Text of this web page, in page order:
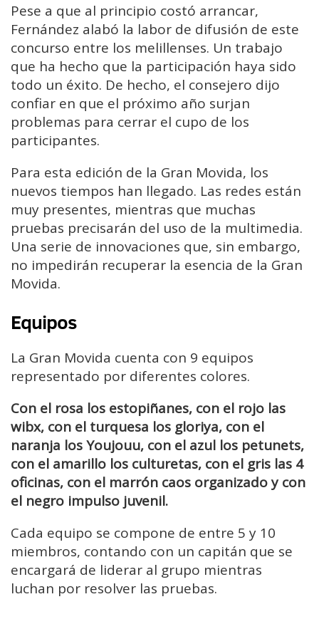
Pese a que al principio costó arrancar,
Fernández alabó la labor de difusión de este
concurso entre los melillenses. Un trabajo
que ha hecho que la participación haya sido
todo un éxito. De hecho, el consejero dijo
confiar en que el próximo año surjan
problemas para cerrar el cupo de los
participantes.
Para esta edición de la Gran Movida, los
nuevos tiempos han llegado. Las redes están
muy presentes, mientras que muchas
pruebas precisarán del uso de la multimedia.
Una serie de innovaciones que, sin embargo,
no impedirán recuperar la esencia de la Gran
Movida.
Equipos
La Gran Movida cuenta con 9 equipos
representado por diferentes colores.
Con el rosa los estopiñanes, con el rojo las
wibx, con el turquesa los gloriya, con el
naranja los Youjouu, con el azul los petunets,
con el amarillo los culturetas, con el gris las 4
oficinas, con el marrón caos organizado y con
el negro impulso juvenil.
Cada equipo se compone de entre 5 y 10
miembros, contando con un capitán que se
encargará de liderar al grupo mientras
luchan por resolver las pruebas.